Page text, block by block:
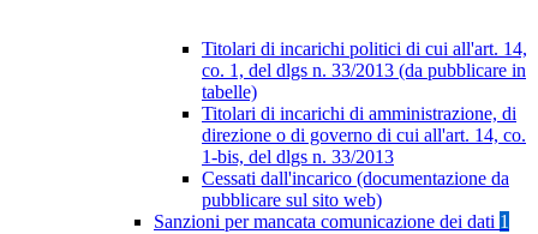
Titolari di incarichi politici di cui all'art. 14,
co. 1, del dlgs n. 33/2013 (da pubblicare in
tabelle)
Titolari di incarichi di amministrazione, di
direzione o di governo di cui all'art. 14, co.
1-bis, del dlgs n. 33/2013
Cessati dall'incarico (documentazione da
pubblicare sul sito web)
Sanzioni per mancata comunicazione dei dati 1